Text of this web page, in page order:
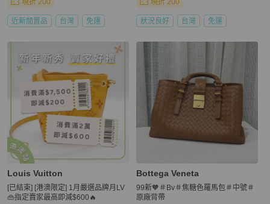
現折 200
近新閒置品 台灣 免運
現折 200
狀況良好 台灣 免運
Louis Vuitton
[已結束] [港澳限定] 1月嚴選品牌月LV
👜指定賣家最高即減$600🔥
Bottega Veneta
99新🧡＃Bv＃焦糖色羅馬包＃中號＃
原廠背帶